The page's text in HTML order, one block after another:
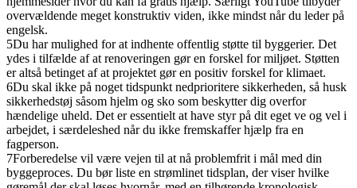
overvældende meget konstruktiv viden, ikke mindst når du leder på
engelsk.
5Du har mulighed for at indhente offentlig støtte til byggerier. Det
ydes i tilfælde af at renoveringen gør en forskel for miljøet. Støtten
er altså betinget af at projektet gør en positiv forskel for klimaet.
6Du skal ikke på noget tidspunkt nedprioritere sikkerheden, så husk
sikkerhedstøj såsom hjelm og sko som beskytter dig overfor
hændelige uheld. Det er essentielt at have styr på dit eget ve og vel i
arbejdet, i særdeleshed når du ikke fremskaffer hjælp fra en
fagperson.
7Forberedelse vil være vejen til at nå problemfrit i mål med din
byggeproces. Du bør liste en strømlinet tidsplan, der viser hvilke